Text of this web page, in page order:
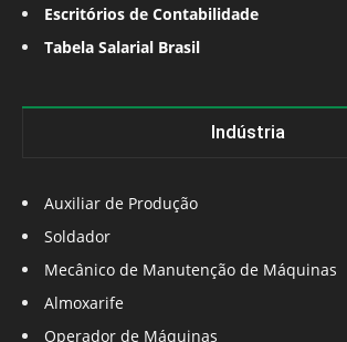
Escritórios de Contabilidade
Tabela Salarial Brasil
Indústria
Auxiliar de Produção
Soldador
Mecânico de Manutenção de Máquinas
Almoxarife
Operador de Máquinas